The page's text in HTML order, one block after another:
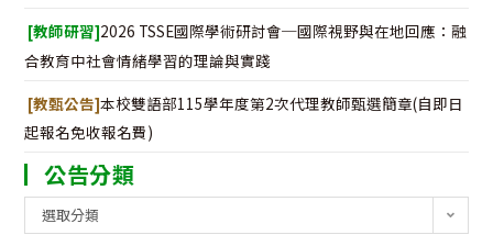
[教師研習]2026 TSSE國際學術研討會─國際視野與在地回應：融
合教育中社會情緒學習的理論與實踐
[教甄公告]本校雙語部115學年度第2次代理教師甄選簡章(自即日
起報名免收報名費)
公告分類
告
選取分類